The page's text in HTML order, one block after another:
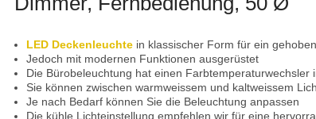
LED Deckenleuchte in klassischer Form für ein
Jedoch mit modernen Funktionen ausgerüstet
Die Bürobeleuchtung hat einen Farbtemperaturwechsler
Sie können zwischen warmweissem und kaltweissem
Je nach Bedarf können Sie die Beleuchtung anpassen
Die kühle Lichteinstellung empfehlen wir für eine